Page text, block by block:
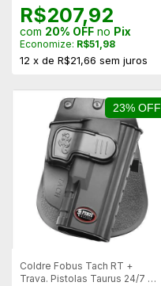
R$207,92
com 20% OFF no Pix
Economize: R$51,98
12 x de R$21,66 sem juros
23% OFF
Coldre Fobus Tach RT +
Trava. Pistolas Taurus 24/7 G1